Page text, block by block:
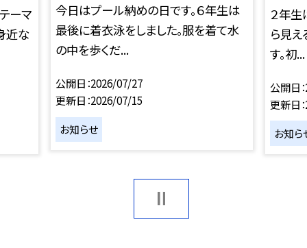
ーマ
近な
今日はプール納めの日です。６年生は
最後に着衣泳をしました。服を着て水
の中を歩くだ...
公開日 2026/07/27
更新日 2026/07/15
お知らせ
２年生
ら見え
す。初...
公開日
更新日
お知ら